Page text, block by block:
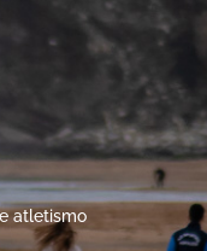
atletismo